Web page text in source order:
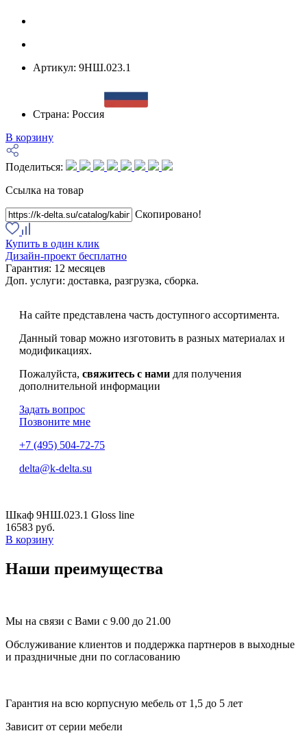
Артикул: 9НШ.023.1
Страна: Россия
В корзину
Поделиться:
Ссылка на товар
Скопировано!
Купить в один клик
Дизайн-проект бесплатно
Гарантия: 12 месяцев
Доп. услуги: доставка, разгрузка, сборка.
На сайте представлена часть доступного ассортимента.
Данный товар можно изготовить в разных материалах и
модификациях.
Пожалуйста, свяжитесь с нами для получения
дополнительной информации
Задать вопрос
Позвоните мне
+7 (495) 504-72-75
delta@k-delta.su
Шкаф 9НШ.023.1 Gloss line
16583 руб.
В корзину
Наши преимущества
Мы на связи с Вами с 9.00 до 21.00
Обслуживание клиентов и поддержка партнеров в выходные
и праздничные дни по согласованию
Гарантия на всю корпусную мебель от 1,5 до 5 лет
Зависит от серии мебели